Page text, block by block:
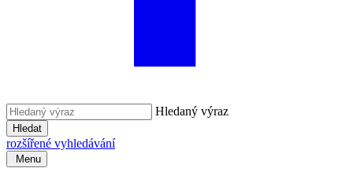
Hledaný výraz
Hledat
rozšířené vyhledávání
Menu